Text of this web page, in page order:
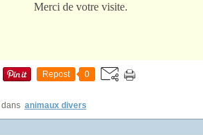
Merci de votre visite.
Repost 0
dans animaux divers